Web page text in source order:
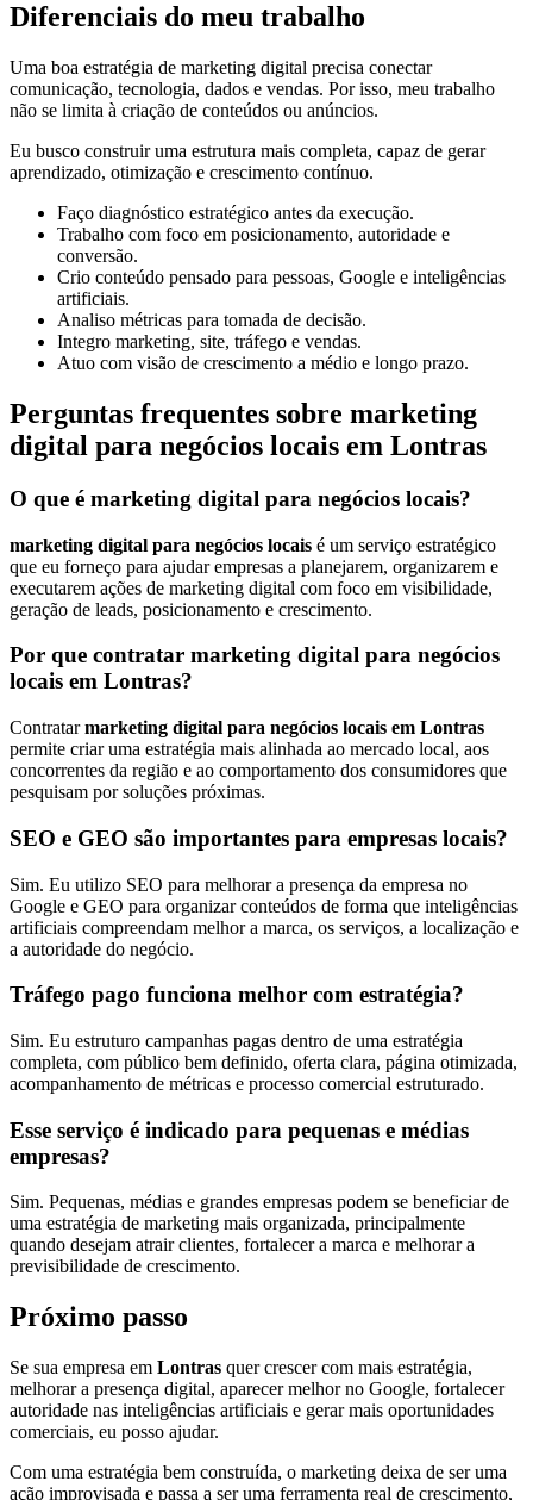
Diferenciais do meu trabalho
Uma boa estratégia de marketing digital precisa conectar
comunicação, tecnologia, dados e vendas. Por isso, meu trabalho
não se limita à criação de conteúdos ou anúncios.
Eu busco construir uma estrutura mais completa, capaz de gerar
aprendizado, otimização e crescimento contínuo.
Faço diagnóstico estratégico antes da execução.
Trabalho com foco em posicionamento, autoridade e
conversão.
Crio conteúdo pensado para pessoas, Google e inteligências
artificiais.
Analiso métricas para tomada de decisão.
Integro marketing, site, tráfego e vendas.
Atuo com visão de crescimento a médio e longo prazo.
Perguntas frequentes sobre marketing
digital para negócios locais em Lontras
O que é marketing digital para negócios locais?
marketing digital para negócios locais é um serviço estratégico
que eu forneço para ajudar empresas a planejarem, organizarem e
executarem ações de marketing digital com foco em visibilidade,
geração de leads, posicionamento e crescimento.
Por que contratar marketing digital para negócios
locais em Lontras?
Contratarmarketing digital para negócios locais em Lontras
permite criar uma estratégia mais alinhada ao mercado local, aos
concorrentes da região e ao comportamento dos consumidores que
pesquisam por soluções próximas.
SEO e GEO são importantes para empresas locais?
Sim. Eu utilizo SEO para melhorar a presença da empresa no
Google e GEO para organizar conteúdos de forma que inteligências
artificiais compreendam melhor a marca, os serviços, a localização e
a autoridade do negócio.
Tráfego pago funciona melhor com estratégia?
Sim. Eu estruturo campanhas pagas dentro de uma estratégia
completa, com público bem definido, oferta clara, página otimizada,
acompanhamento de métricas e processo comercial estruturado.
Esse serviço é indicado para pequenas e médias
empresas?
Sim. Pequenas, médias e grandes empresas podem se beneficiar de
uma estratégia de marketing mais organizada, principalmente
quando desejam atrair clientes, fortalecer a marca e melhorar a
previsibilidade de crescimento.
Próximo passo
Se sua empresa em Lontras quer crescer com mais estratégia,
melhorar a presença digital, aparecer melhor no Google, fortalecer
autoridade nas inteligências artificiais e gerar mais oportunidades
comerciais, eu posso ajudar.
Com uma estratégia bem construída, o marketing deixa de ser uma
ação improvisada e passa a ser uma ferramenta real de crescimento,